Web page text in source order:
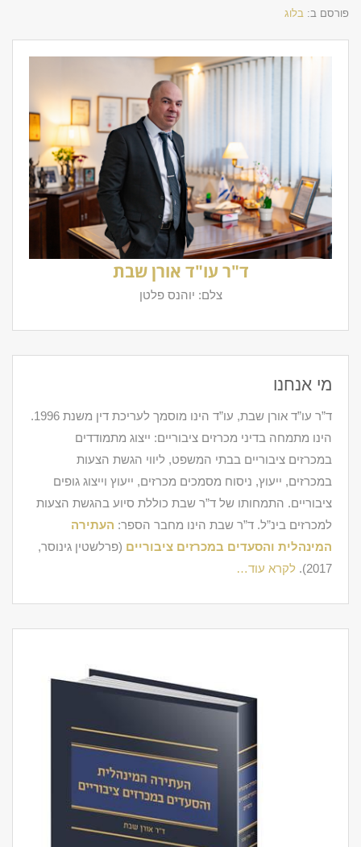
פורסם ב: בלוג
ד"ר עו"ד אורן שבת
צלם: יוהנס פלטן
מי אנחנו
ד”ר עו”ד אורן שבת, עו”ד הינו מוסמך לעריכת דין משנת 1996.
הינו מתמחה בדיני מכרזים ציבוריים: ייצוג מתמודדים
במכרזים ציבוריים בבתי המשפט, ליווי הגשת הצעות
במכרזים, ייעוץ, ניסוח מסמכים מכרזים, ייעוץ וייצוג גופים
ציבוריים. התמחותו של ד”ר שבת כוללת סיוע בהגשת הצעות
למכרזים בינ”ל. ד”ר שבת הינו מחבר הספר: העתירה
המינהלית והסעדים במכרזים ציבוריים (פרלשטין גינוסר,
2017).
לקרא עוד…